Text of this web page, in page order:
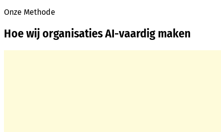
Onze Methode
Hoe wij organisaties AI-vaardig maken